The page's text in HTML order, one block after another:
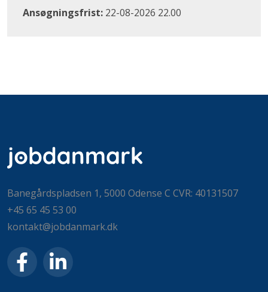
Ansøgningsfrist: 22-08-2026 22.00
Banegårdspladsen 1, 5000 Odense C CVR: 40131507
+45 65 45 53 00
kontakt@jobdanmark.dk